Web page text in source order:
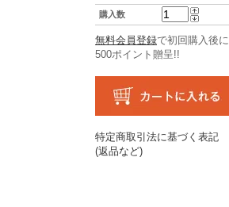
購入数
無料会員登録で初回購入後に
500ポイント贈呈!!
特定商取引法に基づく表記
(返品など)